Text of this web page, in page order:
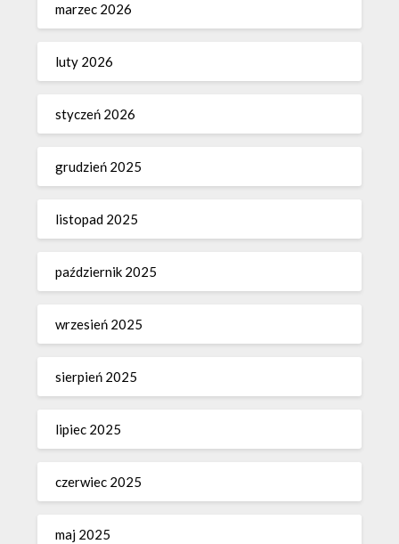
marzec 2026
luty 2026
styczeń 2026
grudzień 2025
listopad 2025
październik 2025
wrzesień 2025
sierpień 2025
lipiec 2025
czerwiec 2025
maj 2025